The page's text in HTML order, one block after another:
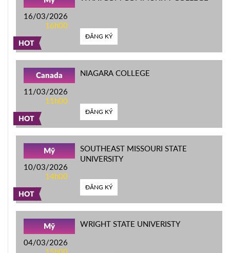
HOT
16/03/2026
16h00
ĐĂNG KÝ
HOT
Canada
11/03/2026
11h00
NIAGARA COLLEGE
ĐĂNG KÝ
HOT
Mỹ
10/03/2026
14h00
SOUTHEAST MISSOURI STATE
UNIVERSITY
ĐĂNG KÝ
Mỹ
04/03/2026
WRIGHT STATE UNIVERISTY